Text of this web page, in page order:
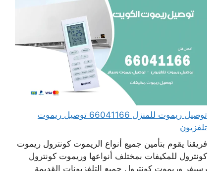
توصيل ريموت للمنزل 66041166 توصيل ريموت
تلفزيون
فريقنا يقوم بتأمين جميع أنواع الريموت كونترول ريموت
كونترول للمكيفات بمختلف أنواعها وريموت كونترول
رسيفر وريموت كونترول جميع التلفزيونات القديمة